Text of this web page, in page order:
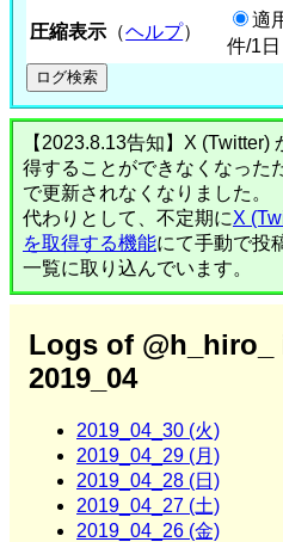
圧縮表示 （ヘルプ）
適
件/1日
【2023.8.13告知】X (Twitter)
得することができなくなった
で更新されなくなりました。
代わりとして、不定期にX
を取得する機能にて手動で投
一覧に取り込んでいます。
Logs of @h_hiro_
2019_04
2019_04_30 (火)
2019_04_29 (月)
2019_04_28 (日)
2019_04_27 (土)
2019_04_26 (金)